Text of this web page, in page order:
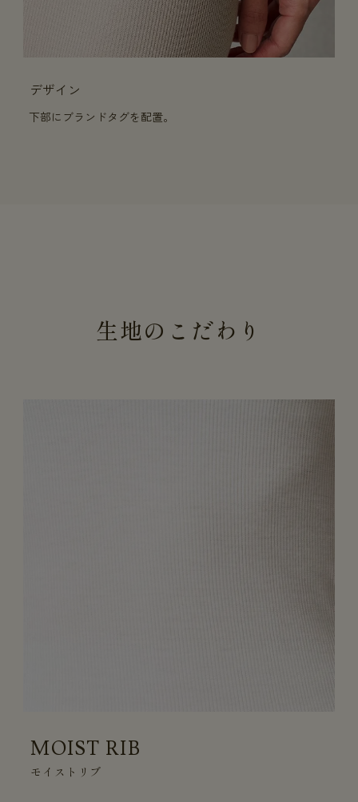
デザイン
下部にブランドタグを配置。
生地のこだわり
MOIST RIB
モイストリブ